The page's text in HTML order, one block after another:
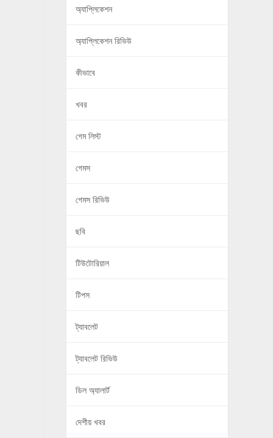
অ্যাপ্লিকেশন
অ্যাপ্লিকেশন রিভিউ
কীভাবে
খবর
গেম লিস্ট
গেমস
গেমস রিভিউ
ছবি
টিউটোরিয়াল
টিপস
ট্যাবলেট
ট্যাবলেট রিভিউ
ডিল অ্যালার্ট
দেশীয় খবর